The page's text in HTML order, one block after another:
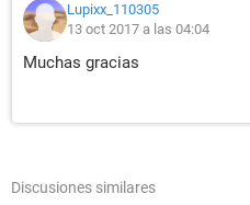
Lupixx_110305
13 oct 2017 a las 04:04
Muchas gracias
Discusiones similares